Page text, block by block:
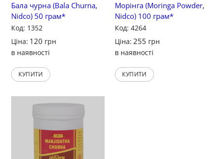
Бала чурна (Bala Churna,
Nidco) 50 грам*
Код: 1352
Ціна: 120 грн
в наявності
КУПИТИ
Морінга (Moringa Powder,
Nidco) 100 грам*
Код: 4264
Ціна: 255 грн
в наявності
КУПИТИ